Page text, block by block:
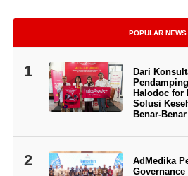
POPULAR NEWS
1
Dari
Halodoc for
Solusi
Benar-
2
AdMedika
Governance